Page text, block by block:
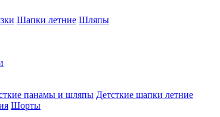
Шапки летние Шляпы
панамы и шляпы Детсткие шапки летние
Шорты